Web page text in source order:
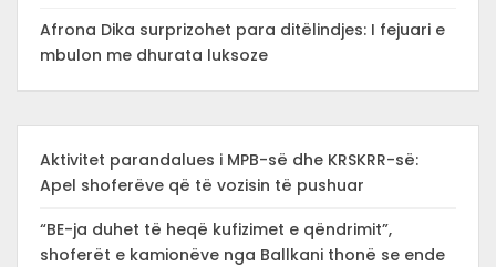
Afrona Dika surprizohet para ditëlindjes: I fejuari e
mbulon me dhurata luksoze
Aktivitet parandalues i MPB-së dhe KRSKRR-së:
Apel shoferëve që të vozisin të pushuar
“BE-ja duhet të heqë kufizimet e qëndrimit”,
shoferët e kamionëve nga Ballkani thonë se ende